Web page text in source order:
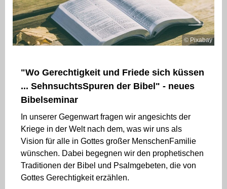
© Pixabay
"Wo Gerechtigkeit und Friede sich küssen
... SehnsuchtsSpuren der Bibel" - neues
Bibelseminar
In unserer Gegenwart fragen wir angesichts der
Kriege in der Welt nach dem, was wir uns als
Vision für alle in Gottes großer MenschenFamilie
wünschen. Dabei begegnen wir den prophetischen
Traditionen der Bibel und Psalmgebeten, die von
Gottes Gerechtigkeit erzählen.